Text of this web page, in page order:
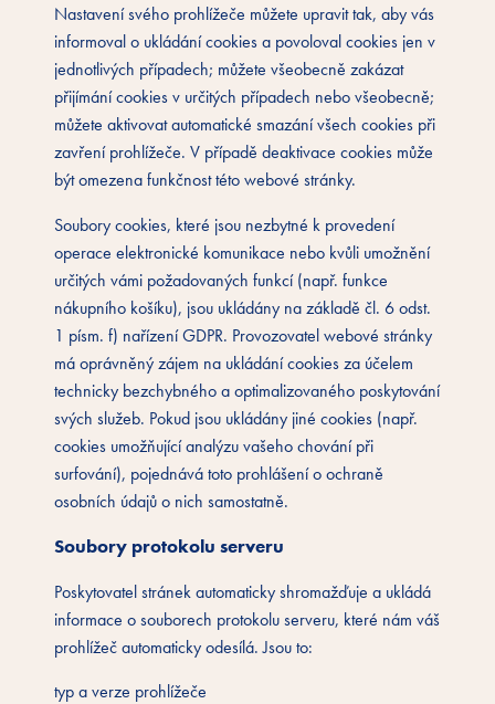
Nastavení svého prohlížeče můžete upravit tak, aby vás
informoval o ukládání cookies a povoloval cookies jen v
jednotlivých případech; můžete všeobecně zakázat
přijímání cookies v určitých případech nebo všeobecně;
můžete aktivovat automatické smazání všech cookies při
zavření prohlížeče. V případě deaktivace cookies může
být omezena funkčnost této webové stránky.
Soubory cookies, které jsou nezbytné k provedení
operace elektronické komunikace nebo kvůli umožnění
určitých vámi požadovaných funkcí (např. funkce
nákupního košíku), jsou ukládány na základě čl. 6 odst.
1 písm. f) nařízení GDPR. Provozovatel webové stránky
má oprávněný zájem na ukládání cookies za účelem
technicky bezchybného a optimalizovaného poskytování
svých služeb. Pokud jsou ukládány jiné cookies (např.
cookies umožňující analýzu vašeho chování při
surfování), pojednává toto prohlášení o ochraně
osobních údajů o nich samostatně.
Soubory protokolu serveru
Poskytovatel stránek automaticky shromažďuje a ukládá
informace o souborech protokolu serveru, které nám váš
prohlížeč automaticky odesílá. Jsou to:
typ a verze prohlížeče